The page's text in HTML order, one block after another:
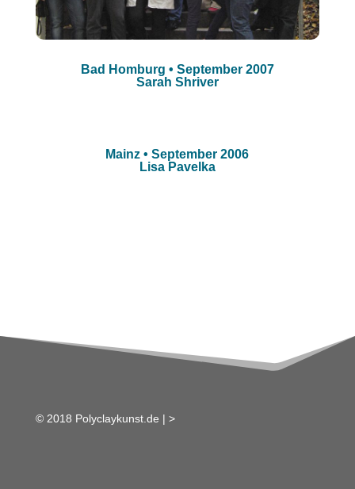
Bad Homburg • September 2007
Sarah Shriver
Mainz • September 2006
Lisa Pavelka
© 2018 Polyclaykunst.de | >